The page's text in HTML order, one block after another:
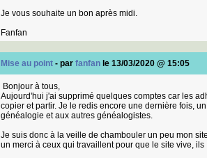
Je vous souhaite un bon après midi.
Fanfan
Mise au point - par fanfan le 13/03/2020 @ 15:05
Bonjour à tous,
Aujourd'hui j'ai supprimé quelques comptes car les
copier et partir. Je le redis encore une dernière fois,
généalogie et aux autres généalogistes.
Je suis donc à la veille de chambouler un peu mon
un merci à ceux qui travaillent pour que le site vive,